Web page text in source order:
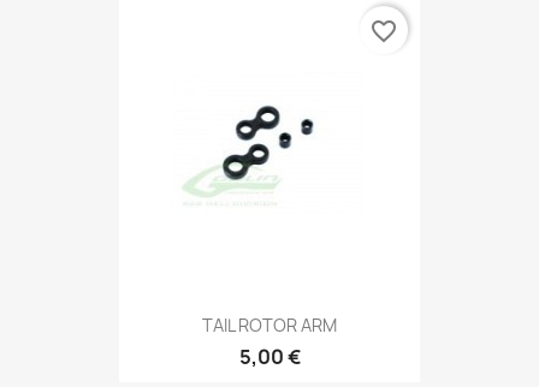
TAIL ROTOR ARM
5,00 €
favorite_border